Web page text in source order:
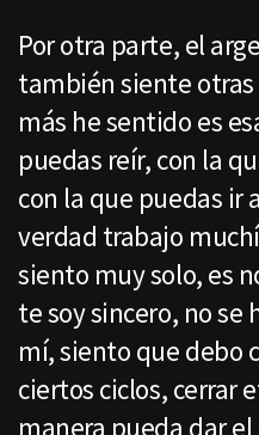
Por otra parte, el
también siente otras
más he sentido es
puedas reír, con la
con la que puedas ir
verdad trabajo
siento muy solo, es
te soy sincero, no se
mí, siento que debo
ciertos ciclos, cerrar
manera pueda dar